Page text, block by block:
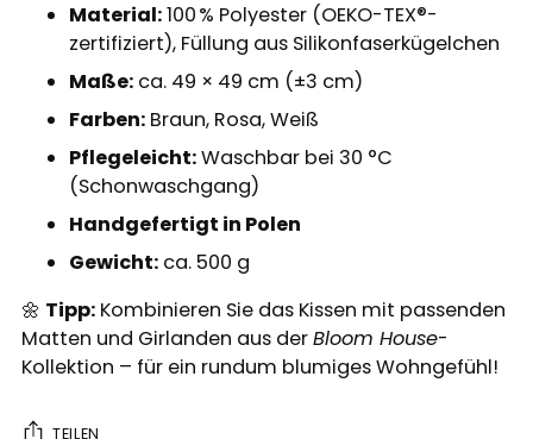
Material:100 % Polyester (OEKO-TEX®-
zertifiziert), Füllung aus Silikonfaserkügelchen
Maße: ca. 49 × 49 cm (±3 cm)
Farben: Braun, Rosa, Weiß
Pflegeleicht:Waschbar bei 30 °C
(Schonwaschgang)
Handgefertigt in Polen
Gewicht: ca. 500 g
🌼 Tipp: Kombinieren Sie das Kissen mit passenden
Matten und Girlanden aus derBloom House-
Kollektion – für ein rundum blumiges Wohngefühl!
TEILEN